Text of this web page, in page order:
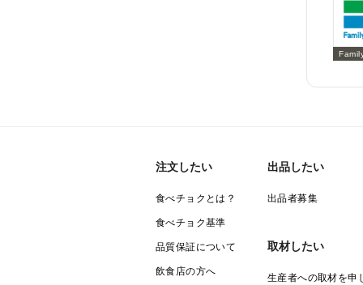
注文したい
食べチョクとは？
食べチョク基準
品質保証について
飲食店の方へ
出品したい
出品者募集
取材したい
生産者への取材を申